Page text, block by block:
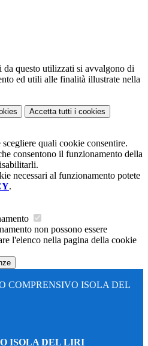
questo utilizzati si avvalgono di
ed utili alle finalità illustrate nella
Accetta tutti i cookies
quali cookie consentire.
consentono il funzionamento della
necessari al funzionamento potete
.
non possono essere
l'elenco nella pagina della cookie
COMPRENSIVO ISOLA DEL
ISOLA DEL LIRI